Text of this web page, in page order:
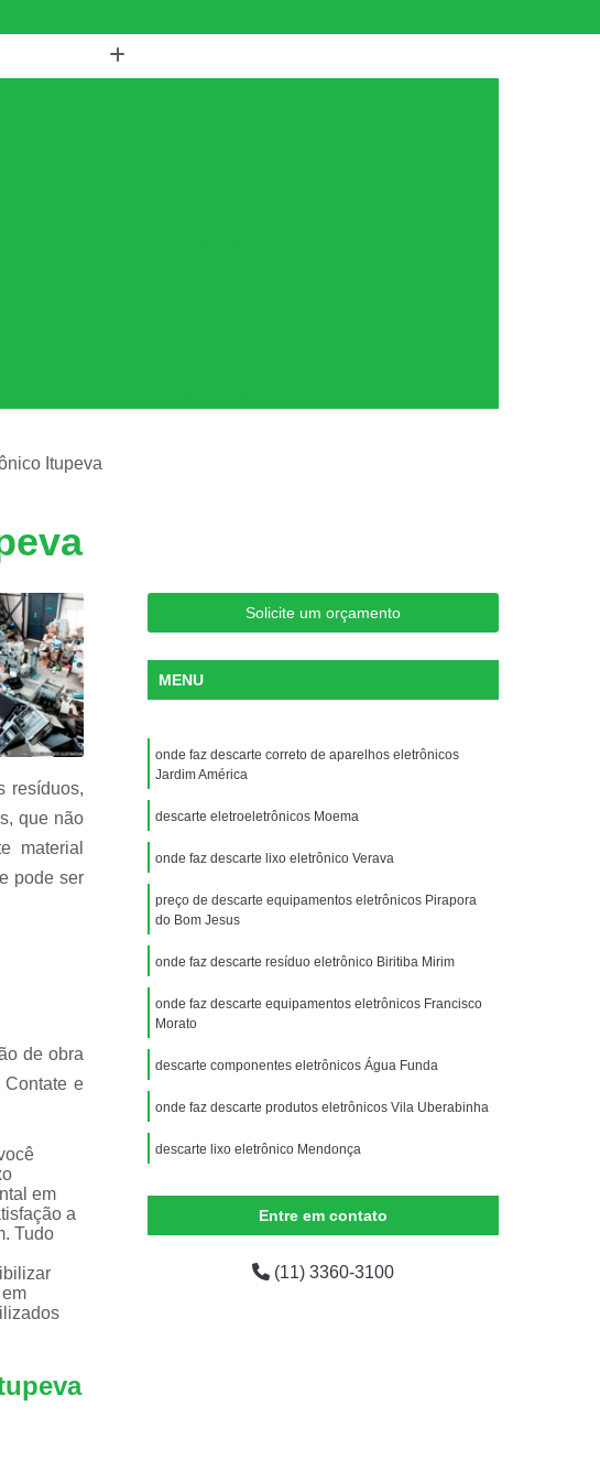
Armazenamento
de Dados
e Hd's
Destruição de Dados Segura
Trituração
Destruição de Equipamentos Dados
Destruição Segura de Dados
Destruição de Documento
Confidenciais
Destruição Documentos Administrativos
Destruição Documentos Contabilísticos
Empresariais
Recolha e Destruição de Documentos
Equipamentos de Informática de Servidor
Atacado
Equipamentos de Informática para Datacenter
Equipamentos de Informática para Escritório
Equipamentos de Informática para Ti
Equipamentos de Informática Usados
Empresas de Logística Reversa
Empresas Logística Reversa Eletrônicos
Eletrônicos
Reciclagem
Logística Reversa Eletrônicos
Eletrônico
Consumo
Itupeva
resíduos,
que não
material
pode ser
de obra
e
em
a
Tudo
Solicite um orçamento
MENU
onde faz descarte correto de aparelhos eletrônicos
Jardim América
descarte eletroeletrônicos Moema
onde faz descarte lixo eletrônico Verava
preço de descarte equipamentos eletrônicos Pirapora
do Bom Jesus
onde faz descarte resíduo eletrônico Biritiba Mirim
onde faz descarte equipamentos eletrônicos Francisco
Morato
descarte componentes eletrônicos Água Funda
onde faz descarte produtos eletrônicos Vila Uberabinha
descarte lixo eletrônico Mendonça
Entre em contato
(11) 3360-3100